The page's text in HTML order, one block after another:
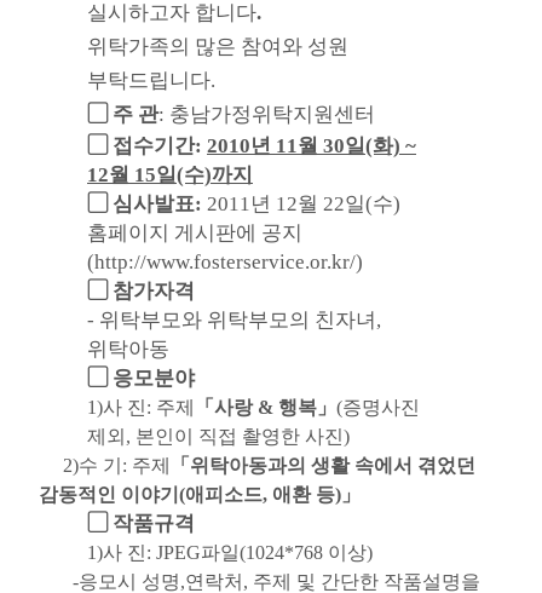
실시하고자 합니다.
위탁가족의 많은 참여와 성원
부탁드립니다.
▢ 주 관: 충남가정위탁지원센터
▢ 접수기간: 2010년 11월 30일(화) ~
12월 15일(수)까지
▢ 심사발표: 2011년 12월 22일(수)
홈페이지 게시판에 공지
(http://www.fosterservice.or.kr/)
▢ 참가자격
- 위탁부모와 위탁부모의 친자녀,
위탁아동
▢ 응모분야
1)사 진: 주제 「사랑 & 행복」 (증명사진
제외, 본인이 직접 촬영한 사진)
2)수 기: 주제
「위탁아동과의 생활 속에서 겪었던
감동적인 이야기 (애피소드, 애환 등)」
▢ 작품규격
1)사 진: JPEG파일(1024*768 이상)
-응모시 성명,연락처, 주제 및 간단한 작품설명을